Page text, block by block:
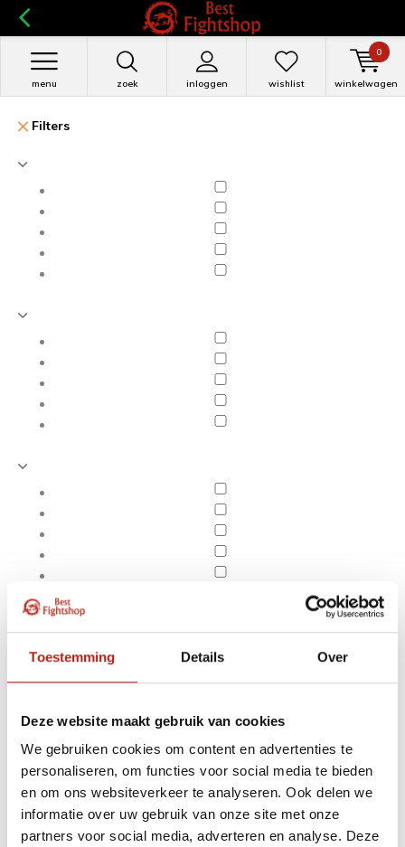
Toestemming Details Over
Deze website maakt gebruik van cookies
We gebruiken cookies om content en advertenties te
personaliseren, om functies voor social media te bieden
en om ons websiteverkeer te analyseren. Ook delen we
informatie over uw gebruik van onze site met onze
partners voor social media, adverteren en analyse. Deze
zoek inloggen
menu wishlist winkelwagen
0
Filters
Apply filters
Hoofdbanden
Vechtsport, Kung Fu,
Ninja, Karate, TaekwonDo